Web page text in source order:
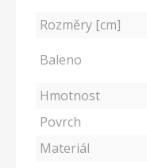
Rozměry [cm]
Baleno
Hmotnost
Povrch
Materiál